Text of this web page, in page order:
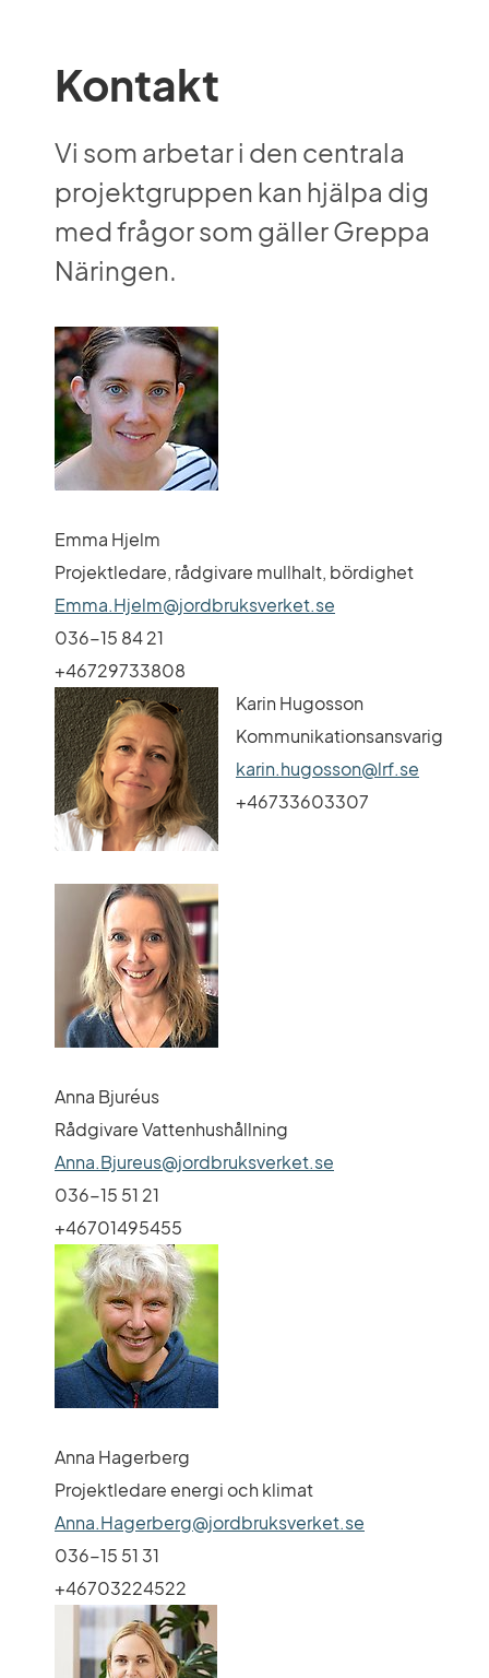
Kontakt
Vi som arbetar i den centrala
projektgruppen kan hjälpa dig
med frågor som gäller Greppa
Näringen.
Emma Hjelm
Projektledare, rådgivare mullhalt, bördighet
Emma.Hjelm@jordbruksverket.se
036-15 84 21
+46729733808
Karin Hugosson
Kommunikationsansvarig
karin.hugosson@lrf.se
+46733603307
Anna Bjuréus
Rådgivare Vattenhushållning
Anna.Bjureus@jordbruksverket.se
036-15 51 21
+46701495455
Anna Hagerberg
Projektledare energi och klimat
Anna.Hagerberg@jordbruksverket.se
036-15 51 31
+46703224522